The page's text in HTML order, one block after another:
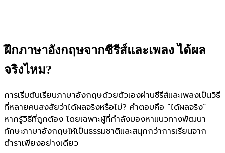
ฝึกภาษาอังกฤษจากซีรีส์และเพลง ได้ผล
จริงไหม?
การเริ่มต้นเรียนภาษาอังกฤษด้วยตัวเองผ่านซีรีส์และเพลงเป็นวิธี
ที่หลายคนสงสัยว่าได้ผลจริงหรือไม่? คำตอบคือ “ได้ผลจริง”
หากรู้วิธีที่ถูกต้อง โดยเฉพาะผู้ที่กำลังมองหาแนวทางพัฒนา
ทักษะภาษาอังกฤษให้เป็นธรรมชาติและสนุกกว่าการเรียนจาก
ตำราเพียงอย่างเดียว